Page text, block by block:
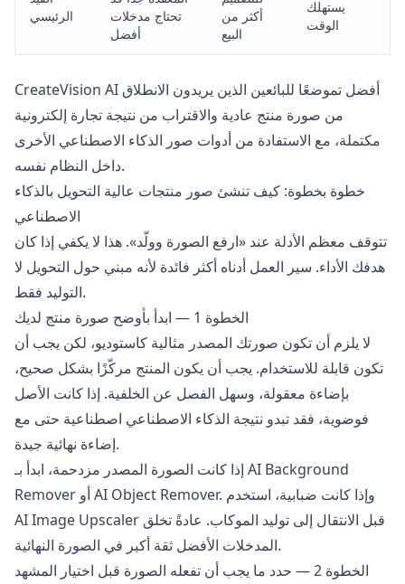
الرئيسي
تحتاج مدخلات
أفضل
أكثر من
البيع
يستهلك
الوقت
CreateVision AI أفضل تموضعًا للبائعين الذين يريدون الانطلاق
من صورة منتج عادية والاقتراب من نتيجة تجارة إلكترونية
مكتملة، مع الاستفادة من أدوات صور الذكاء الاصطناعي الأخرى
داخل النظام نفسه.
خطوة بخطوة: كيف تنشئ صور منتجات عالية التحويل بالذكاء
الاصطناعي
تتوقف معظم الأدلة عند «ارفع الصورة وولّد». هذا لا يكفي إذا كان
هدفك الأداء. سير العمل أدناه أكثر فائدة لأنه مبني حول التحويل لا
التوليد فقط.
الخطوة 1 — ابدأ بأوضح صورة منتج لديك
لا يلزم أن تكون صورتك المصدر مثالية كاستوديو، لكن يجب أن
تكون قابلة للاستخدام. يجب أن يكون المنتج مركّزًا بشكل صحيح،
بإضاءة معقولة، وسهل الفصل عن الخلفية. إذا كانت الأصل
فوضوية، فقد تبدو نتيجة الذكاء الاصطناعي اصطناعية حتى مع
إضاءة نهائية جيدة.
AI Background
Remover
أو AI Object Remover. وإذا كانت ضبابية، استخدم
AI Image Upscaler
المدخلات الأفضل ثقة أكبر في الصورة النهائية.
الخطوة 2 — حدد ما يجب أن تفعله الصورة قبل اختيار المشهد